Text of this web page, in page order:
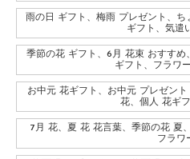
雨の日 ギフト、梅雨 プレゼント、
ギフト、気遣
季節の花 ギフト、6月 花束 おすすめ
ギフト、フラワ
お中元 花ギフト、お中元 プレゼン
花、個人 花ギ
7月 花、夏 花 花言葉、季節の花 夏
フラワ